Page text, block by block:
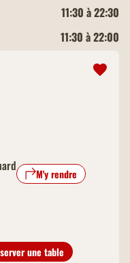
11:30 à 22:30
11:30 à 22:00
M'y rendre
une table